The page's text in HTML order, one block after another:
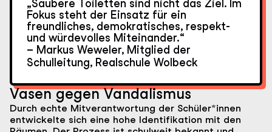
„Saubere Toiletten sind nicht das Ziel. Im
Fokus steht der Einsatz für ein
freundliches, demokratisches, respekt-
und würdevolles Miteinander.“
– Markus Weweler, Mitglied der
Schulleitung, Realschule Wolbeck
Vasen gegen Vandalismus
Durch echte Mitverantwortung der Schüler*innen
entwickelte sich eine hohe Identifikation mit den